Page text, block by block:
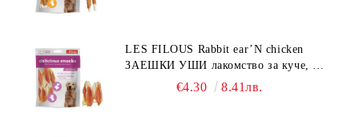
LES FILOUS Rabbit ear’N chicken
ЗАЕШКИ УШИ лакомство за куче, 50
€4.30 8.41лв.